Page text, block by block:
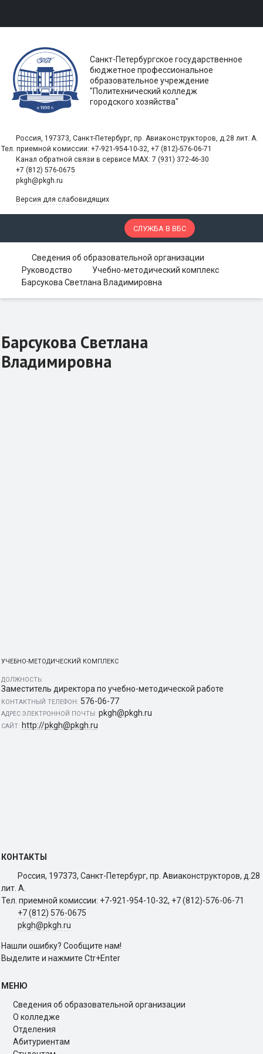
Санкт-Петербургское государственное
бюджетное профессиональное
образовательное учреждение
"Политехнический колледж
городского хозяйства"
Россия, 197373, Санкт-Петербург, пр. Авиаконструкторов, д.28 лит. A.
Тел. приемной комиссии: +7-921-954-10-32, +7 (812)-576-06-71
Канал обратной связи в сервисе MAX: 7 (931) 372-46-30
+7 (812) 576-0675
pkgh@pkgh.ru
Версия для слабовидящих
СЛУЖБА В ВБС
Сведения об образовательной организации
Руководство
Учебно-методический комплекс
Барсукова Светлана Владимировна
Барсукова Светлана
Владимировна
УЧЕБНО-МЕТОДИЧЕСКИЙ КОМПЛЕКС
ДОЛЖНОСТЬ:
Заместитель директора по учебно-методической работе
КОНТАКТНЫЙ ТЕЛЕФОН: 576-06-77
АДРЕС ЭЛЕКТРОННОЙ ПОЧТЫ: pkgh@pkgh.ru
САЙТ: http://pkgh@pkgh.ru
КОНТАКТЫ
Россия, 197373, Санкт-Петербург, пр. Авиаконструкторов, д.28
лит. A.
Тел. приемной комиссии: +7-921-954-10-32, +7 (812)-576-06-71
+7 (812) 576-0675
pkgh@pkgh.ru
Нашли ошибку? Сообщите нам!
Выделите и нажмите Ctr+Enter
МЕНЮ
Сведения об образовательной организации
О колледже
Отделения
Абитуриентам